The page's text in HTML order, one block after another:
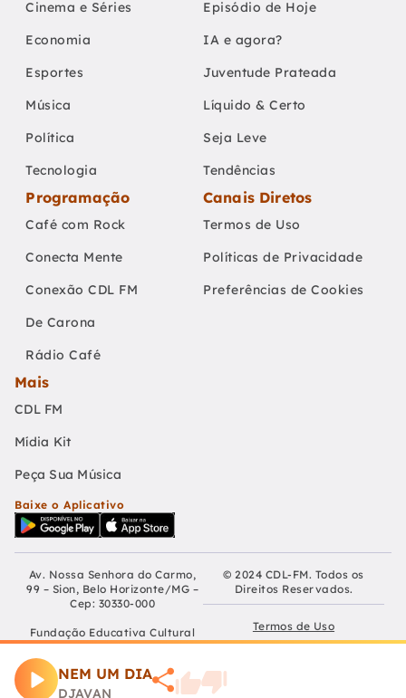
NEM UM DIA
DJAVAN
Cinema e Séries
Economia
Esportes
Música
Política
Tecnologia
Episódio de Hoje
IA e agora?
Juventude Prateada
Líquido & Certo
Seja Leve
Tendências
Programação
Café com Rock
Conecta Mente
Conexão CDL FM
De Carona
Rádio Café
Canais Diretos
Termos de Uso
Políticas de Privacidade
Preferências de Cookies
Mais
CDL FM
Mídia Kit
Peça Sua Música
Baixe o Aplicativo
Av. Nossa Senhora do Carmo,
99 – Sion, Belo Horizonte/MG –
Cep: 30330-000
Fundação Educativa Cultural
Câmara De Dirigentes Lojistas
CNPJ: 04.210.060/0001-90
© 2024 CDL-FM. Todos os
Direitos Reservados.
Termos de Uso
Preferências de Cookies